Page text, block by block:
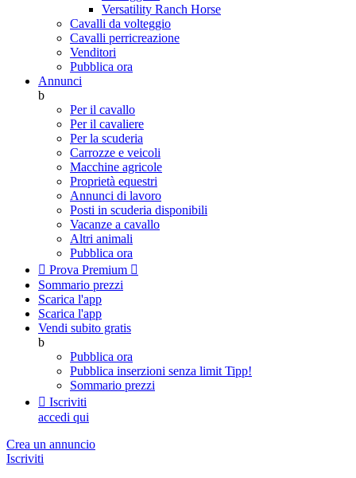
Versatility Ranch Horse
Cavalli da volteggio
Cavalli perricreazione
Venditori
Pubblica ora
Annunci
b
Per il cavallo
Per il cavaliere
Per la scuderia
Carrozze e veicoli
Macchine agricole
Proprietà equestri
Annunci di lavoro
Posti in scuderia disponibili
Vacanze a cavallo
Altri animali
Pubblica ora
 Prova Premium 
Sommario prezzi
Scarica l'app
Scarica l'app
Vendi subito gratis
b
Pubblica ora
Pubblica inserzioni senza limit Tipp!
Sommario prezzi
 Iscriviti
accedi qui
Crea un annuncio
Iscriviti